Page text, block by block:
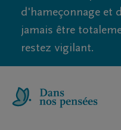
d'hameçonnage et
jamais être
restez vigilant.